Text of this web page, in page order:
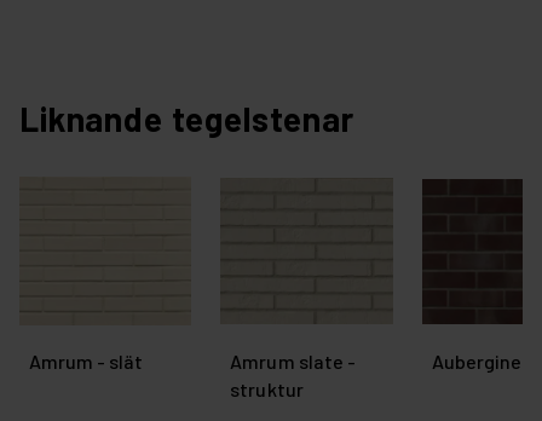
Liknande tegelstenar
Amrum - slät
Amrum slate -
struktur
Aubergine -